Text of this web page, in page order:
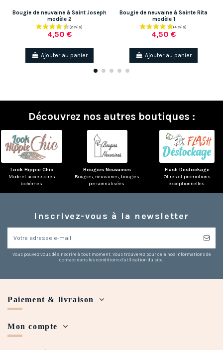
Bougie de neuvaine à Saint Joseph
modèle 2
4,50 €
Ajouter au panier
Bougie de neuvaine à Sainte Rita
modèle 1
4,50 €
Ajouter au panier
Découvrez nos autres boutiques :
Look Hippie Chic
Mode et accessoires
bohèmes.
Bougies Neuvaines
Bougies, neuvaines, bougies
personnalisées.
Flash Destockage
Offres et promotions
exceptionnelles.
Inscrivez-vous à la newsletter
Vous pouvez vous désinscrire à tout moment. Vous trouverez pour cela nos informations de
contact dans les conditions d'utilisation du site.
Paiement & livraison
Mon compte